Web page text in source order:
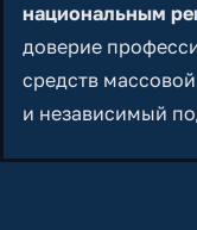
национальным
доверие
средств
и независимый